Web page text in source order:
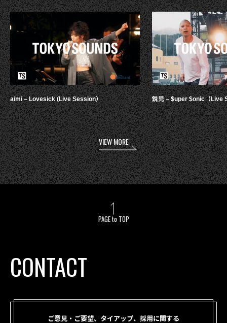
aimi – Lovesick (Live Session） 鋭児 – $uper $onic（Live
VIEW MORE
PAGE to TOP
CONTACT
ご意見・ご要望、タイアップ、採用に関する